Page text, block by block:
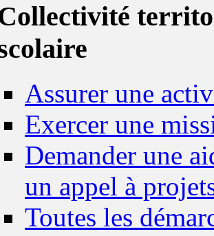
Assurer une
Exercer une
Demander une
un appel à
Toutes les